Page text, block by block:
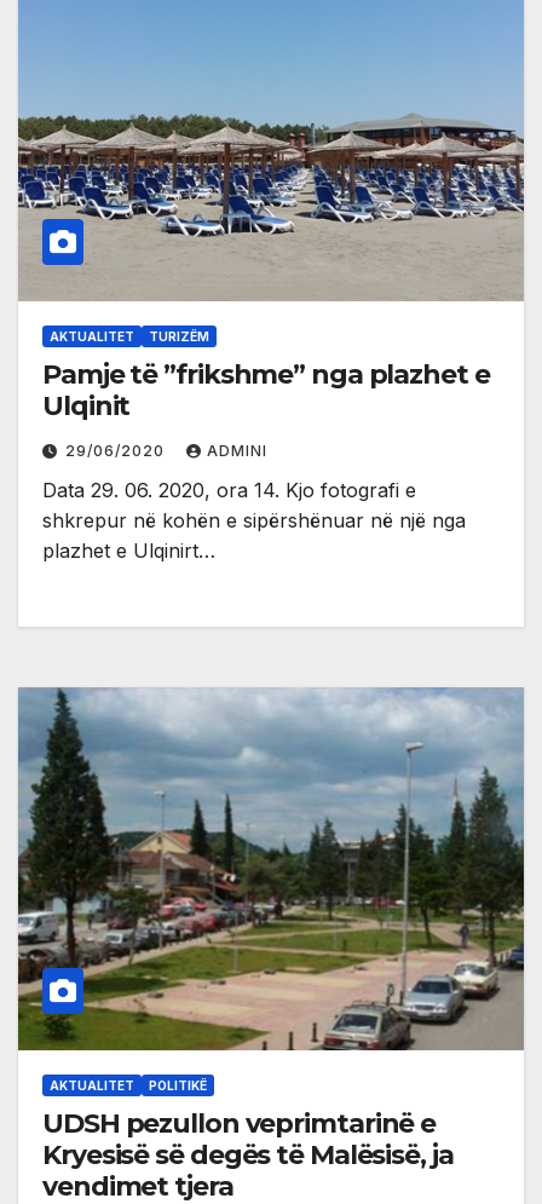
AKTUALITET TURIZËM
Pamje të ”frikshme” nga plazhet e
Ulqinit
29/06/2020 ADMINI
Data 29. 06. 2020, ora 14. Kjo fotografi e
shkrepur në kohën e sipërshënuar në një nga
plazhet e Ulqinirt…
AKTUALITET POLITIKË
UDSH pezullon veprimtarinë e
Kryesisë së degës të Malësisë, ja
vendimet tjera